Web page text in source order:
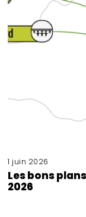
1 juin 2026
Les bons
2026